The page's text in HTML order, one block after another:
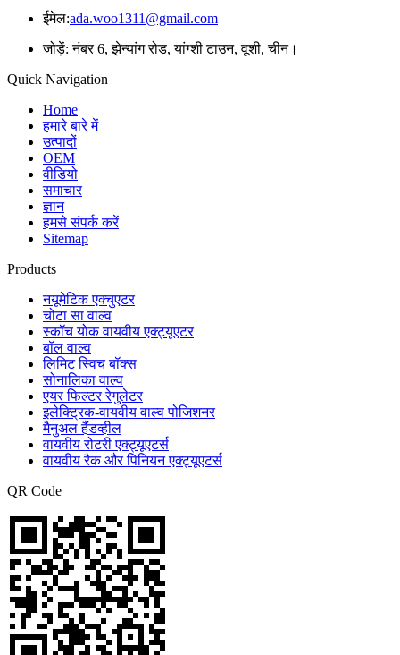
ईमेल:ada.woo1311@gmail.com
जोड़ें: नंबर 6, झेन्यांग रोड, यांग्शी टाउन, वूशी, चीन।
Quick Navigation
Home
हमारे बारे में
उत्पादों
OEM
वीडियो
समाचार
ज्ञान
हमसे संपर्क करें
Sitemap
Products
नयूमेटिक एक्चुएटर
चोटा सा वाल्व
स्कॉच योक वायवीय एक्ट्यूएटर
बॉल वाल्व
लिमिट स्विच बॉक्स
सोनालिका वाल्व
एयर फिल्टर रेगुलेटर
इलेक्ट्रिक-वायवीय वाल्व पोजिशनर
मैनुअल हैंडव्हील
वायवीय रोटरी एक्ट्यूएटर्स
वायवीय रैक और पिनियन एक्ट्यूएटर्स
QR Code